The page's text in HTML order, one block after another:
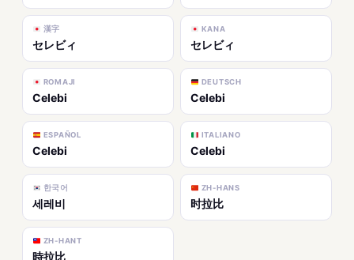
漢字
セレビィ
KANA
セレビィ
ROMAJI
Celebi
DEUTSCH
Celebi
ESPAÑOL
Celebi
ITALIANO
Celebi
한국어
세레비
ZH-HANS
时拉比
ZH-HANT
時拉比